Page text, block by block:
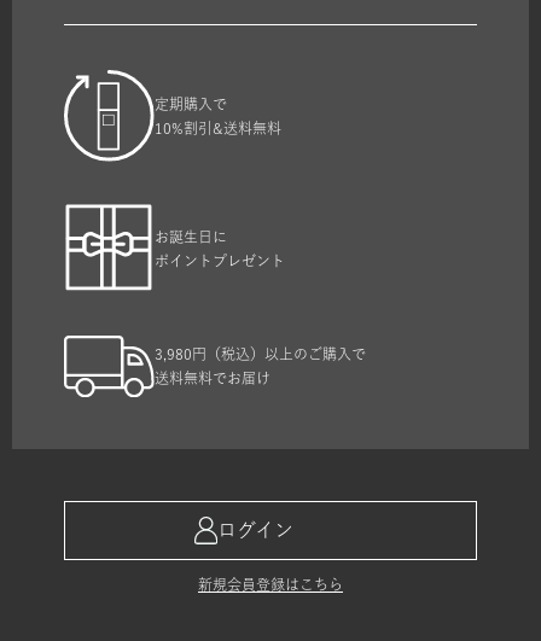
定期購入で
10%割引&送料無料
お誕生日に
ポイントプレゼント
3,980円（税込）以上のご購入で
送料無料でお届け
ログイン
新規会員登録はこちら